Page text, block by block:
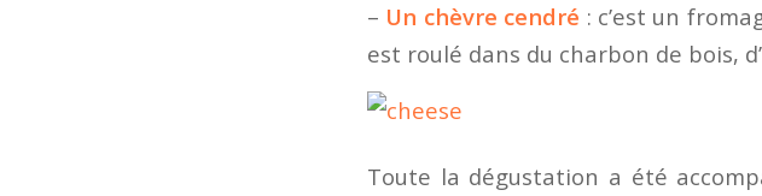
– Un chèvre cendré : c’est un
est roulé dans du charbon de bois,
Toute la dégustation a été